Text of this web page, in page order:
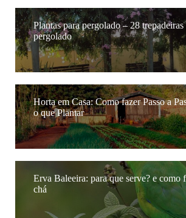
Plantas para pergolado – 28 trepadeiras
pergolado
Horta em Casa: Como fazer Passo a
o que Plantar
Erva Baleeira: para que serve? e como
chá